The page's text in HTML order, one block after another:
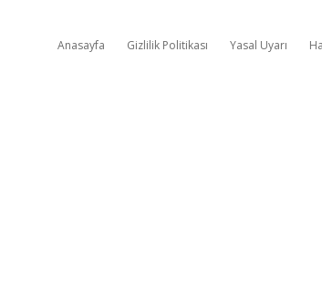
Anasayfa Gizlilik Politikası Yasal Uyarı